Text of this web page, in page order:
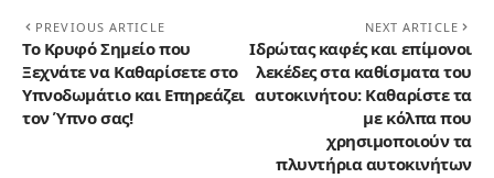
PREVIOUS ARTICLE
Το Κρυφό Σημείο που
Ξεχνάτε να Καθαρίσετε στο
Υπνοδωμάτιο και Επηρεάζει
τον Ύπνο σας!
NEXT ARTICLE
Ιδρώτας καφές και επίμονοι
λεκέδες στα καθίσματα του
αυτοκινήτου: Καθαρίστε τα
με κόλπα που
χρησιμοποιούν τα
πλυντήρια αυτοκινήτων